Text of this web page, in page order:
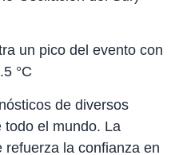
un pico del evento con
°C
de diversos
el mundo. La
la confianza en